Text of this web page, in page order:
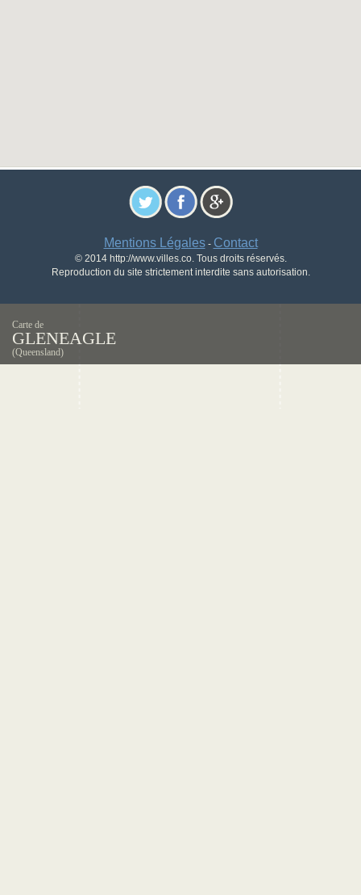
Mentions Légales- Contact
© 2014 http://www.villes.co. Tous droits réservés.
Reproduction du site strictement interdite sans autorisation.
Carte de
GLENEAGLE
(Queensland)